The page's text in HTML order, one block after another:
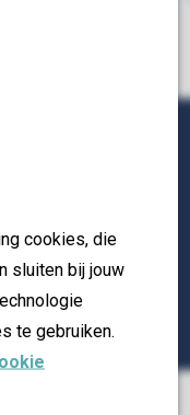
cookies, die
sluiten bij jouw
te gebruiken.